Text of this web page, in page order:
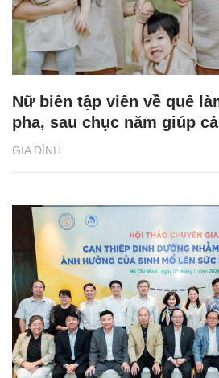
GIA ĐÌNH
Nữ biên tập viên về quê
pha, sau chục năm giúp